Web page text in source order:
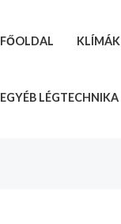
FŐOLDAL KLÍMÁK
EGYÉB LÉGTECHNIKA